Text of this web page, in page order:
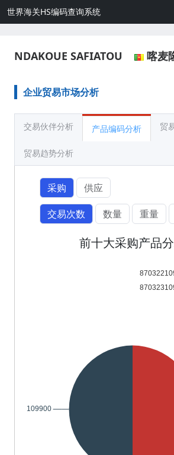
世界海关HS编码查询系统
NDAKOUE SAFIATOU 喀麦
企业贸易市场分析
交易伙伴分析 产品编码分析 贸
贸易趋势分析
采购
供应
交易次数
数量 重量
前十大采购产品